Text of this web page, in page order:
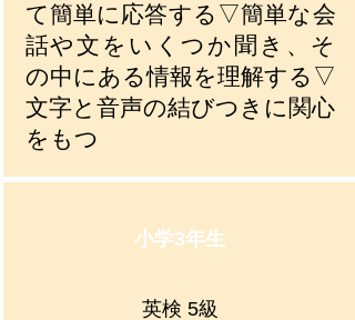
て簡単に応答する▽簡単な会
話や文をいくつか聞き、そ
の中にある情報を理解する▽
文字と音声の結びつきに関心
をもつ
小学3年生
英検 5級